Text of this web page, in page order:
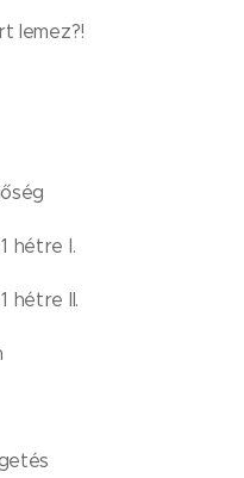
lemez?!
hétre I.
hétre II.